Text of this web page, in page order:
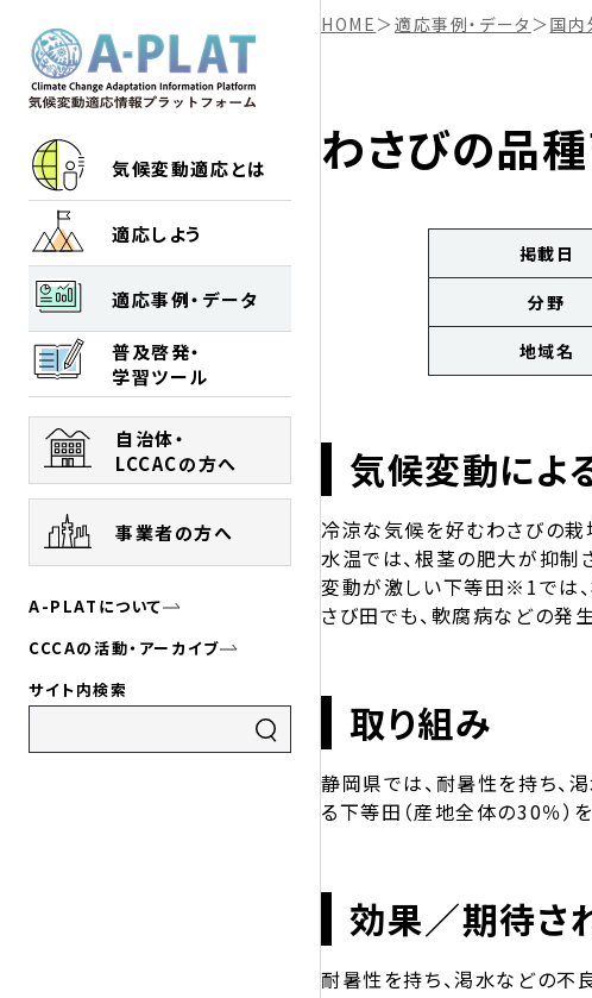
気候変動適応とは
適応しよう
適応事例・データ
普及啓発・
学習ツール
自治体・
LCCACの方へ
事業者の方へ
A-PLATについて
CCCAの活動・アーカイブ
サイト内検索
HOME＞適応事例・データ ＞国内
わさびの品
掲載日
分野
地域名
気候変動によ
冷涼な気候を好むわさびの栽
水温では、根茎の肥大が抑制
変動が激しい下等田※1では、
さび田でも、軟腐病などの発
取り組み
静岡県では、耐暑性を持ち、
る下等田（産地全体の30％）
効果／期待さ
耐暑性を持ち、渇水などの不